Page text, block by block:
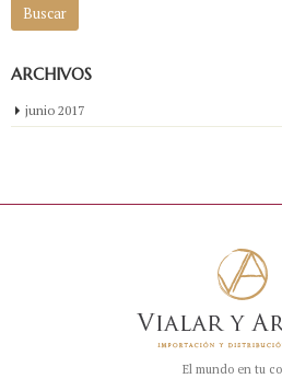
ARCHIVOS
junio 2017
El mundo en tu